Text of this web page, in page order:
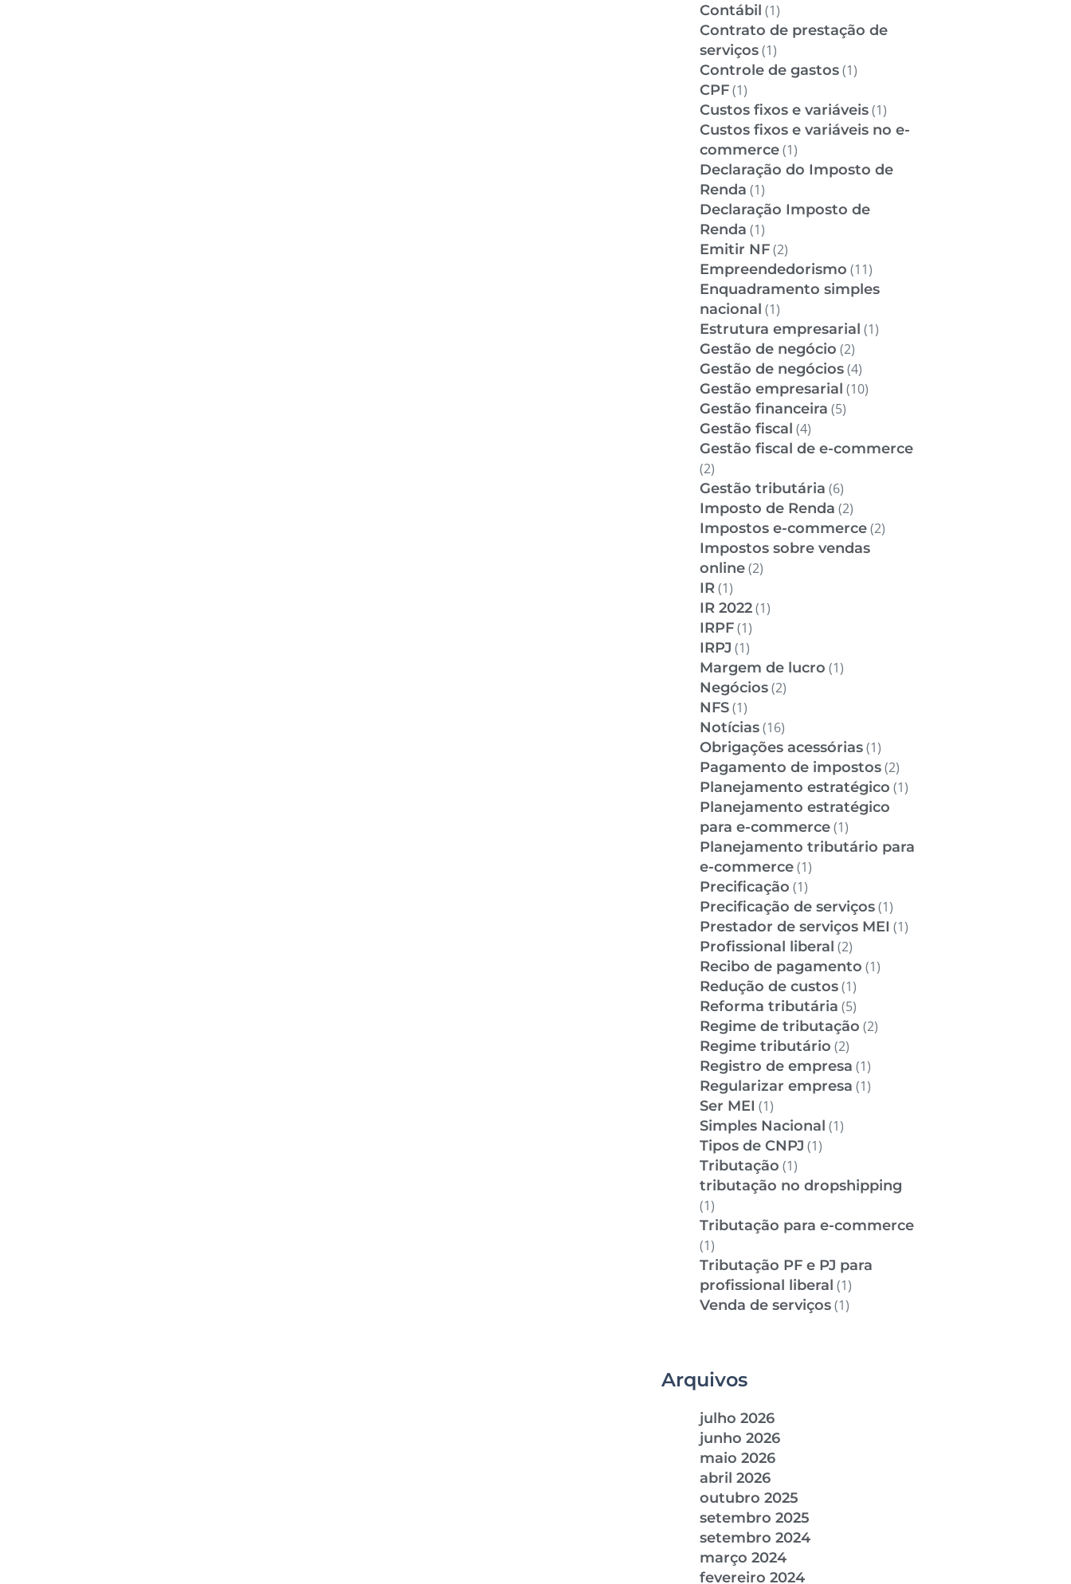
Contábil (1)
Contrato de prestação de
serviços(1)
Controle de gastos(1)
CPF(1)
Custos fixos e variáveis(1)
Custos fixos e variáveis no e-
commerce(1)
Declaração do Imposto de
Renda (1)
Declaração Imposto de
Renda (1)
Emitir NF(2)
Empreendedorismo (11)
Enquadramento simples
nacional (1)
Estrutura empresarial (1)
Gestão de negócio (2)
Gestão de negócios(4)
Gestão empresarial (10)
Gestão financeira (5)
Gestão fiscal (4)
Gestão fiscal de e-commerce
(2)
Gestão tributária (6)
Imposto de Renda (2)
Impostos e-commerce(2)
Impostos sobre vendas
online(2)
IR(1)
IR 2022(1)
IRPF(1)
IRPJ (1)
Margem de lucro (1)
Negócios(2)
NFS(1)
Notícias(16)
Obrigações acessórias(1)
Pagamento de impostos(2)
Planejamento estratégico (1)
Planejamento estratégico
para e-commerce(1)
Planejamento tributário para
e-commerce(1)
Precificação (1)
Precificação de serviços(1)
Prestador de serviços MEI (1)
Profissional liberal (2)
Recibo de pagamento (1)
Redução de custos(1)
Reforma tributária (5)
Regime de tributação (2)
Regime tributário (2)
Registro de empresa (1)
Regularizar empresa (1)
Ser MEI (1)
Simples Nacional (1)
Tipos de CNPJ (1)
Tributação (1)
tributação no dropshipping
(1)
Tributação para e-commerce
(1)
Tributação PF e PJ para
profissional liberal (1)
Venda de serviços(1)
Arquivos
julho 2026
junho 2026
maio 2026
abril 2026
outubro 2025
setembro 2025
setembro 2024
março 2024
fevereiro 2024